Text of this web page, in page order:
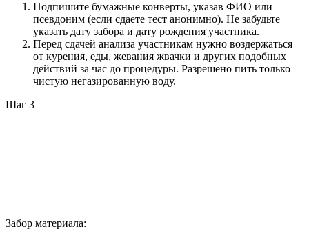
Подпишите бумажные конверты, указав ФИО или
псевдоним (если сдаете тест анонимно). Не забудьте
указать дату забора и дату рождения участника.
Перед сдачей анализа участникам нужно воздержаться
от курения, еды, жевания жвачки и других подобных
действий за час до процедуры. Разрешено пить только
чистую негазированную воду.
Шаг 3
Забор материала: